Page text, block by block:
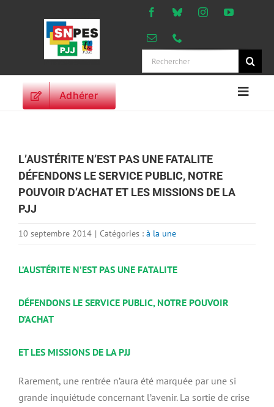
Rechercher:
Adhérer
ORIENTATIONS
PROFESSIONNELLES
DROITS DES
VIE SYNDICALE
L’AUSTÉRITE N’EST PAS UNE FATALITE
DÉFENDONS LE SERVICE PUBLIC, NOTRE
POUVOIR D’ACHAT ET LES MISSIONS DE LA
PJJ
10 septembre 2014 | Catégories : à la une
L’AUSTÉRITE N’EST PAS UNE FATALITE
DÉFENDONS LE SERVICE PUBLIC, NOTRE POUVOIR
D’ACHAT
ET LES MISSIONS DE LA PJJ
Rarement, une rentrée n’aura été marquée par une si
grande inquiétude concernant l’avenir. La sortie de crise